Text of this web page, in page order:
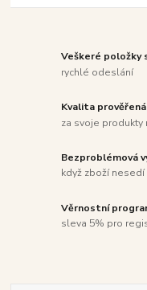
Veškeré položky
rychlé odeslání
Kvalita
za svoje produkty
Bezproblémová
když zboží nesedí
Věrnostní
sleva 5% pro